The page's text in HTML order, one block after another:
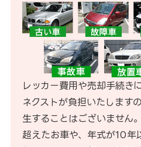
レッカー費用や売却手続き
ネクストが負担いたします
生することはございません
超えたお車や、年式が10年